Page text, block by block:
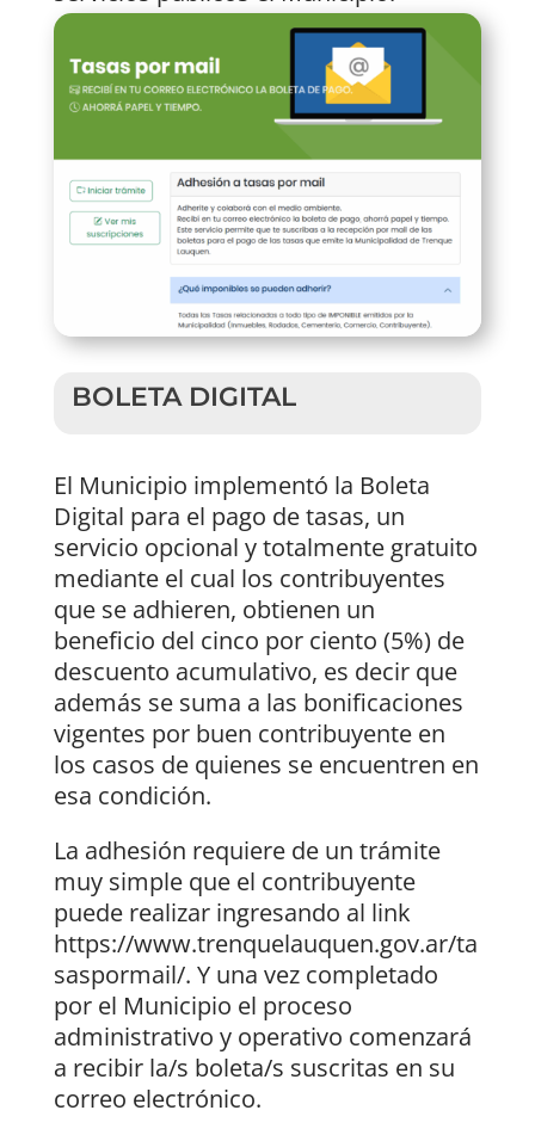
BOLETA DIGITAL
El Municipio implementó la Boleta
Digital para el pago de tasas, un
servicio opcional y totalmente gratuito
mediante el cual los contribuyentes
que se adhieren, obtienen un
beneficio del cinco por ciento (5%) de
descuento acumulativo, es decir que
además se suma a las bonificaciones
vigentes por buen contribuyente en
los casos de quienes se encuentren en
esa condición.
La adhesión requiere de un trámite
muy simple que el contribuyente
puede realizar ingresando al link
https://www.trenquelauquen.gov.ar/ta
saspormail/. Y una vez completado
por el Municipio el proceso
administrativo y operativo comenzará
a recibir la/s boleta/s suscritas en su
correo electrónico.